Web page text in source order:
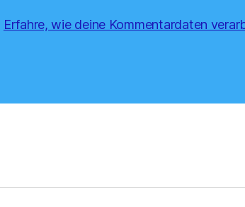
Erfahre, wie deine Kommentardaten